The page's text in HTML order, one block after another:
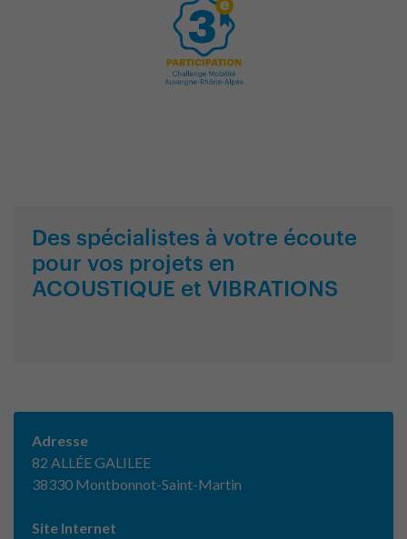
Des spécialistes à votre écoute
pour vos projets en
ACOUSTIQUE et VIBRATIONS
Adresse
82 ALLÉE GALILEE
38330 Montbonnot-Saint-Martin
Site Internet